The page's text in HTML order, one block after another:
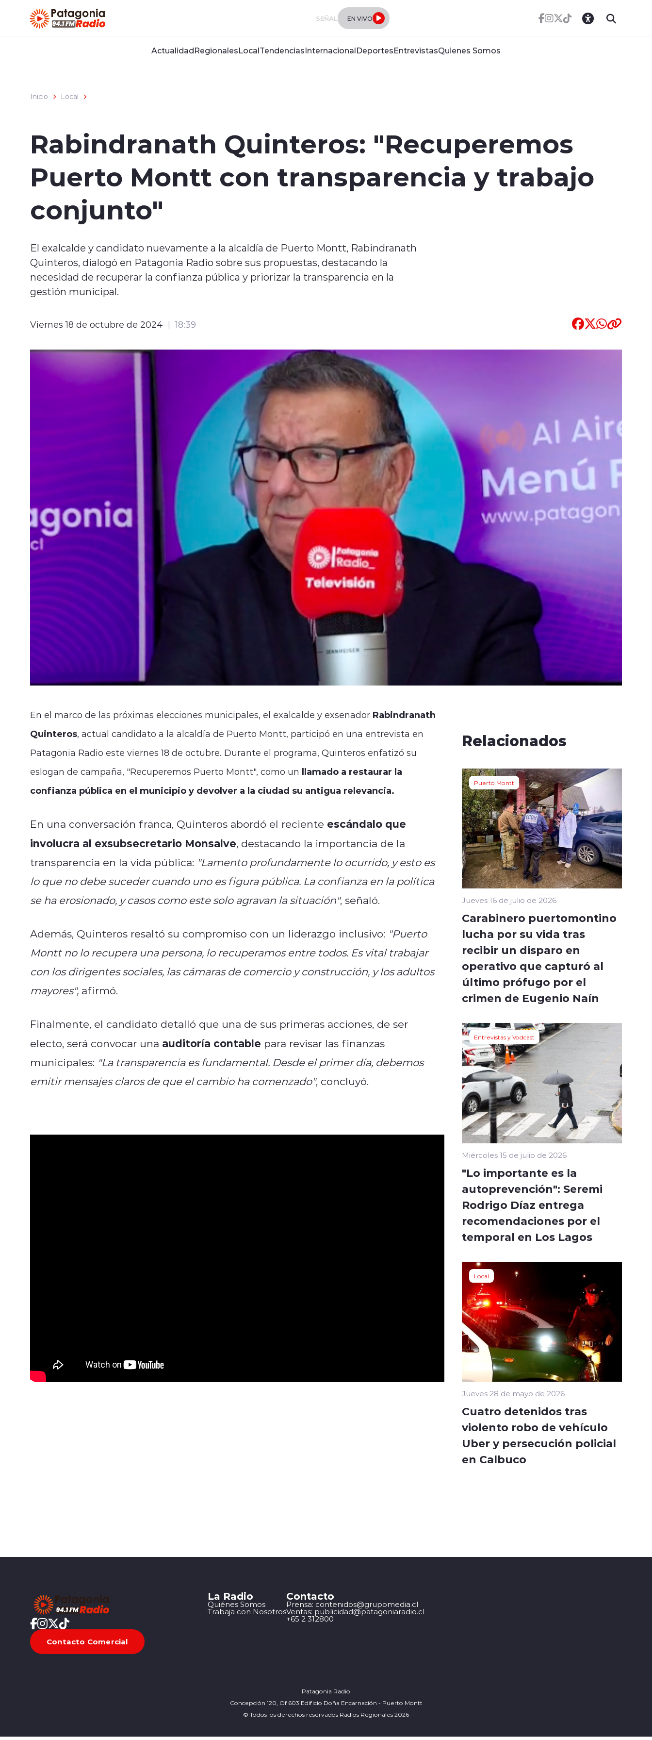
SEÑAL EN VIVO
ActualidadRegionalesLocalTendenciasInternacionalDeportesEntrevistasQuienes Somos
Inicio Local
Rabindranath Quinteros: "Recuperemos
Puerto Montt con transparencia y trabajo
conjunto"
El exalcalde y candidato nuevamente a la alcaldía de Puerto Montt, Rabindranath
Quinteros, dialogó en Patagonia Radio sobre sus propuestas, destacando la
necesidad de recuperar la confianza pública y priorizar la transparencia en la
gestión municipal.
Viernes 18 de octubre de 2024 18:39
En el marco de las próximas elecciones municipales, el exalcalde y exsenador Rabindranath
Quinteros, actual candidato a la alcaldía de Puerto Montt, participó en una entrevista en
Patagonia Radio este viernes 18 de octubre. Durante el programa, Quinteros enfatizó su
eslogan de campaña, "Recuperemos Puerto Montt", como un llamado a restaurar la
confianza pública en el municipio y devolver a la ciudad su antigua relevancia.
En una conversación franca, Quinteros abordó el reciente escándalo que
involucra al exsubsecretario Monsalve, destacando la importancia de la
transparencia en la vida pública: "Lamento profundamente lo ocurrido, y esto es
lo que no debe suceder cuando uno es figura pública. La confianza en la política
se ha erosionado, y casos como este solo agravan la situación", señaló.
Además, Quinteros resaltó su compromiso con un liderazgo inclusivo: "Puerto
Montt no lo recupera una persona, lo recuperamos entre todos. Es vital trabajar
con los dirigentes sociales, las cámaras de comercio y construcción, y los adultos
mayores", afirmó.
Finalmente, el candidato detalló que una de sus primeras acciones, de ser
electo, será convocar una auditoría contable para revisar las finanzas
municipales: "La transparencia es fundamental. Desde el primer día, debemos
emitir mensajes claros de que el cambio ha comenzado", concluyó.
Relacionados
Puerto Montt
Jueves 16 de julio de 2026
Carabinero puertomontino
lucha por su vida tras
recibir un disparo en
operativo que capturó al
último prófugo por el
crimen de Eugenio Naín
Entrevistas y Vodcast
Miércoles 15 de julio de 2026
"Lo importante es la
autoprevención": Seremi
Rodrigo Díaz entrega
recomendaciones por el
temporal en Los Lagos
Local
Jueves 28 de mayo de 2026
Cuatro detenidos tras
violento robo de vehículo
Uber y persecución policial
en Calbuco
Contacto Comercial
La Radio
Quiénes Somos
Trabaja con Nosotros
Contacto
Prensa: contenidos@grupomedia.cl
Ventas: publicidad@patagoniaradio.cl
+65 2 312800
Patagonia Radio
Concepción 120, Of 603 Edificio Doña Encarnación - Puerto Montt
© Todos los derechos reservados Radios Regionales 2026